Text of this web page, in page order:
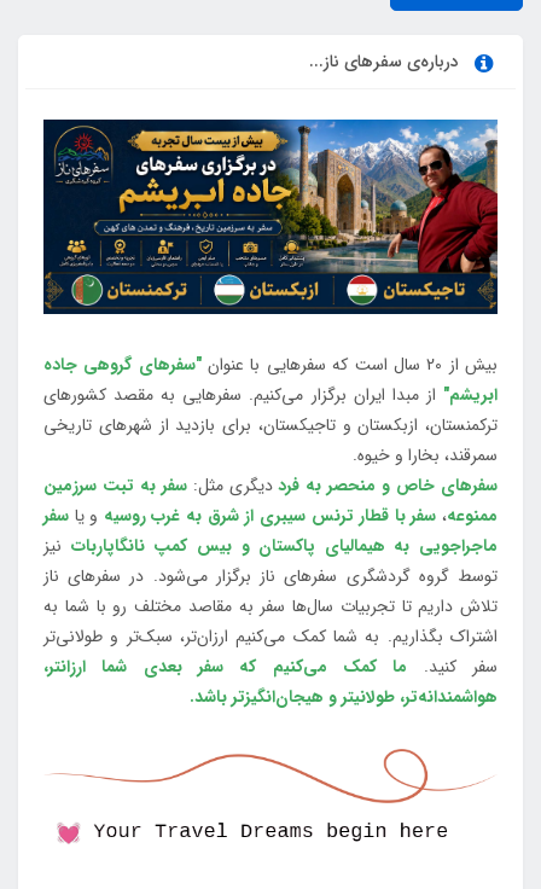
درباره‌ی سفرهای ناز...
بیش از 20 سال است که سفرهایی با عنوان
"سفرهای گروهی جاده
ابریشم" از مبدا ایران برگزار می‌کنیم. سفرهایی به مقصد کشورهای
ترکمنستان، ازبکستان و تاجیکستان، برای بازدید از شهرهای تاریخی
سمرقند، بخارا و خیوه.
سفرهای خاص و منحصر به فرددیگری مثل:سفر به تبت سرزمین
ممنوعه، سفر با قطار ترنس سیبری از شرق به غرب روسیه و یا سفر
ماجراجویی به هیمالیای پاکستان و بیس کمپ نانگاپاربات نیز
توسط گروه گردشگری سفرهای ناز برگزار می‌شود. در سفرهای ناز
تلاش داریم تا تجربیات سال‌ها سفر به مقاصد مختلف رو با شما به
اشتراک بگذاریم. به شما کمک می‌کنیم ارزان‌تر، سبک‌تر و طولانی‌تر
سفر کنید. ما کمک می‌کنیم که سفر بعدی شما ارزانتر،
هواشمندانه‌تر، طولانی‎تر و هیجان‌انگیزتر باشد.